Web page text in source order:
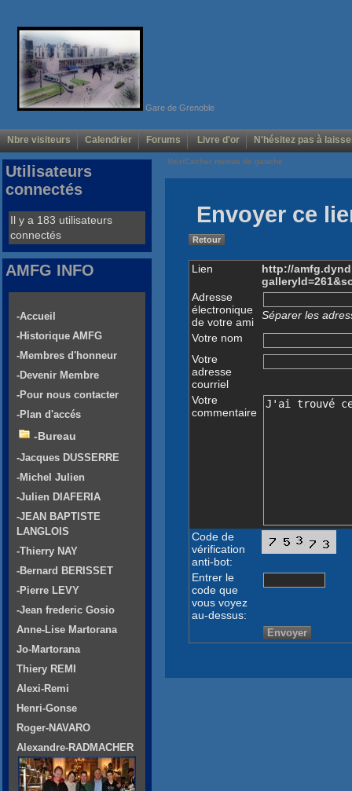
Gare de Grenoble
Nbre visiteurs Calendrier Forums Livre d'or N'hésitez pas à
Voir/Cacher menus de gauche
Envoyer ce
Retour
Lien
http://
Adresse
électronique
de votre ami
Séparer les
Votre nom
Votre
adresse
courriel
Votre
commentaire
Code de
vérification
anti-bot:
Entrer le
code que
vous voyez
au-dessus:
Utilisateurs
connectés
Il y a 183 utilisateurs
connectés
AMFG INFO
-Accueil
-Historique AMFG
-Membres d'honneur
-Devenir Membre
-Pour nous contacter
-Plan d'accés
-Bureau
-Jacques DUSSERRE
-Michel Julien
-Julien DIAFERIA
-JEAN BAPTISTE
LANGLOIS
-Thierry NAY
-Bernard BERISSET
-Pierre LEVY
-Jean frederic Gosio
Anne-Lise Martorana
Jo-Martorana
Thiery REMI
Alexi-Remi
Henri-Gonse
Roger-NAVARO
Alexandre-RADMACHER